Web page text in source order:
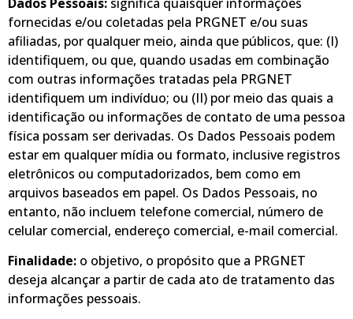
fornecidas e/ou coletadas pela PRGNET e/ou suas
afiliadas, por qualquer meio, ainda que públicos, que: (I)
identifiquem, ou que, quando usadas em combinação
com outras informações tratadas pela PRGNET
identifiquem um indivíduo; ou (II) por meio das quais a
identificação ou informações de contato de uma pessoa
física possam ser derivadas. Os Dados Pessoais podem
estar em qualquer mídia ou formato, inclusive registros
eletrônicos ou computadorizados, bem como em
arquivos baseados em papel. Os Dados Pessoais, no
entanto, não incluem telefone comercial, número de
celular comercial, endereço comercial, e-mail comercial.
Finalidade: o objetivo, o propósito que a PRGNET
deseja alcançar a partir de cada ato de tratamento das
informações pessoais.